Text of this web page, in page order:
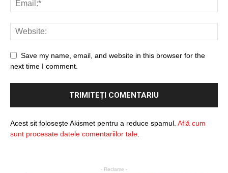
Save my name, email, and website in this browser for the
next time I comment.
Acest sit folosește Akismet pentru a reduce spamul. Află cum
sunt procesate datele comentariilor tale
- Reclame -